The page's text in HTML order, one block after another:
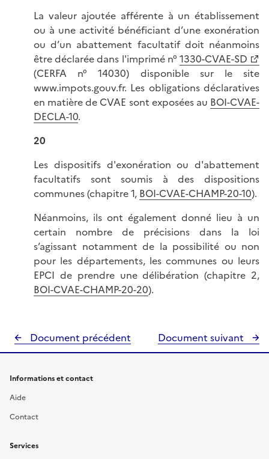
La valeur ajoutée afférente à un établissement
ou à une activité bénéficiant d’une exonération
ou d’un abattement facultatif doit néanmoins
être déclarée dans l'imprimé n° 1330-CVAE-SD
(CERFA n° 14030) disponible sur le site
www.impots.gouv.fr. Les obligations déclaratives
en matière de CVAE sont exposées au BOI-CVAE-
DECLA-10.
20
Les dispositifs d'exonération ou d'abattement
facultatifs sont soumis à des dispositions
communes (chapitre 1, BOI-CVAE-CHAMP-20-10).
Néanmoins, ils ont également donné lieu à un
certain nombre de précisions dans la loi
s’agissant notamment de la possibilité ou non
pour les départements, les communes ou leurs
EPCI de prendre une délibération (chapitre 2,
BOI-CVAE-CHAMP-20-20).
Document précédent Document suivant
Informations et contact
Aide
Contact
Services